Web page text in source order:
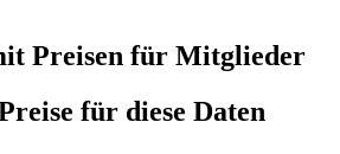
Preisen für Mitglieder
für diese Daten